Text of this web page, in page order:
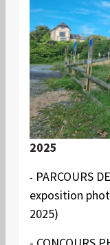
2025
- PARCOURS
exposition
2025)